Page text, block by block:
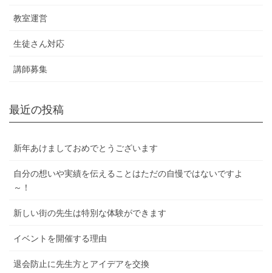
教室運営
生徒さん対応
講師募集
最近の投稿
新年あけましておめでとうございます
自分の想いや実績を伝えることはただの自慢ではないですよ
～！
新しい街の先生は特別な体験ができます
イベントを開催する理由
退会防止に先生方とアイデアを交換